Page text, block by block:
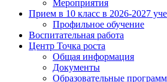
Мероприятия
Прием в 10 класс в 2026-2027
Профильное обучение
Воспитательная работа
Центр Точка роста
Общая информация
Документы
Образовательные